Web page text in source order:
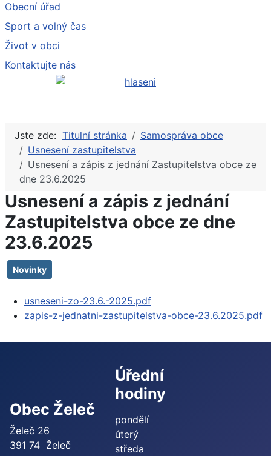
Obecní úřad
Sport a volný čas
Život v obci
Kontaktujte nás
Jste zde: Titulní stránka
Samospráva obce
Usnesení zastupitelstva
Usnesení a zápis z jednání Zastupitelstva obce ze
dne 23.6.2025
Usnesení a zápis z jednání
Zastupitelstva obce ze dne
23.6.2025
Novinky
usneseni-zo-23.6.-2025.pdf
zapis-z-jednatni-zastupitelstva-obce-23.6.2025.pdf
Obec Želeč
Želeč 26
391 74 Želeč
Úřední
hodiny
pondělí
úterý
středa